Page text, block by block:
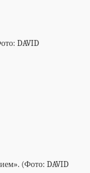
DAVID
(Фото: DAVID